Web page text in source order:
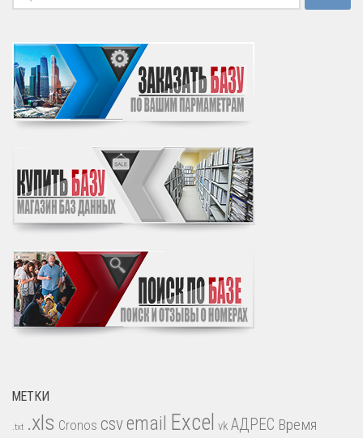
МЕТКИ
.txt .xls Cronos csvemail Excel vk АДРЕС Время